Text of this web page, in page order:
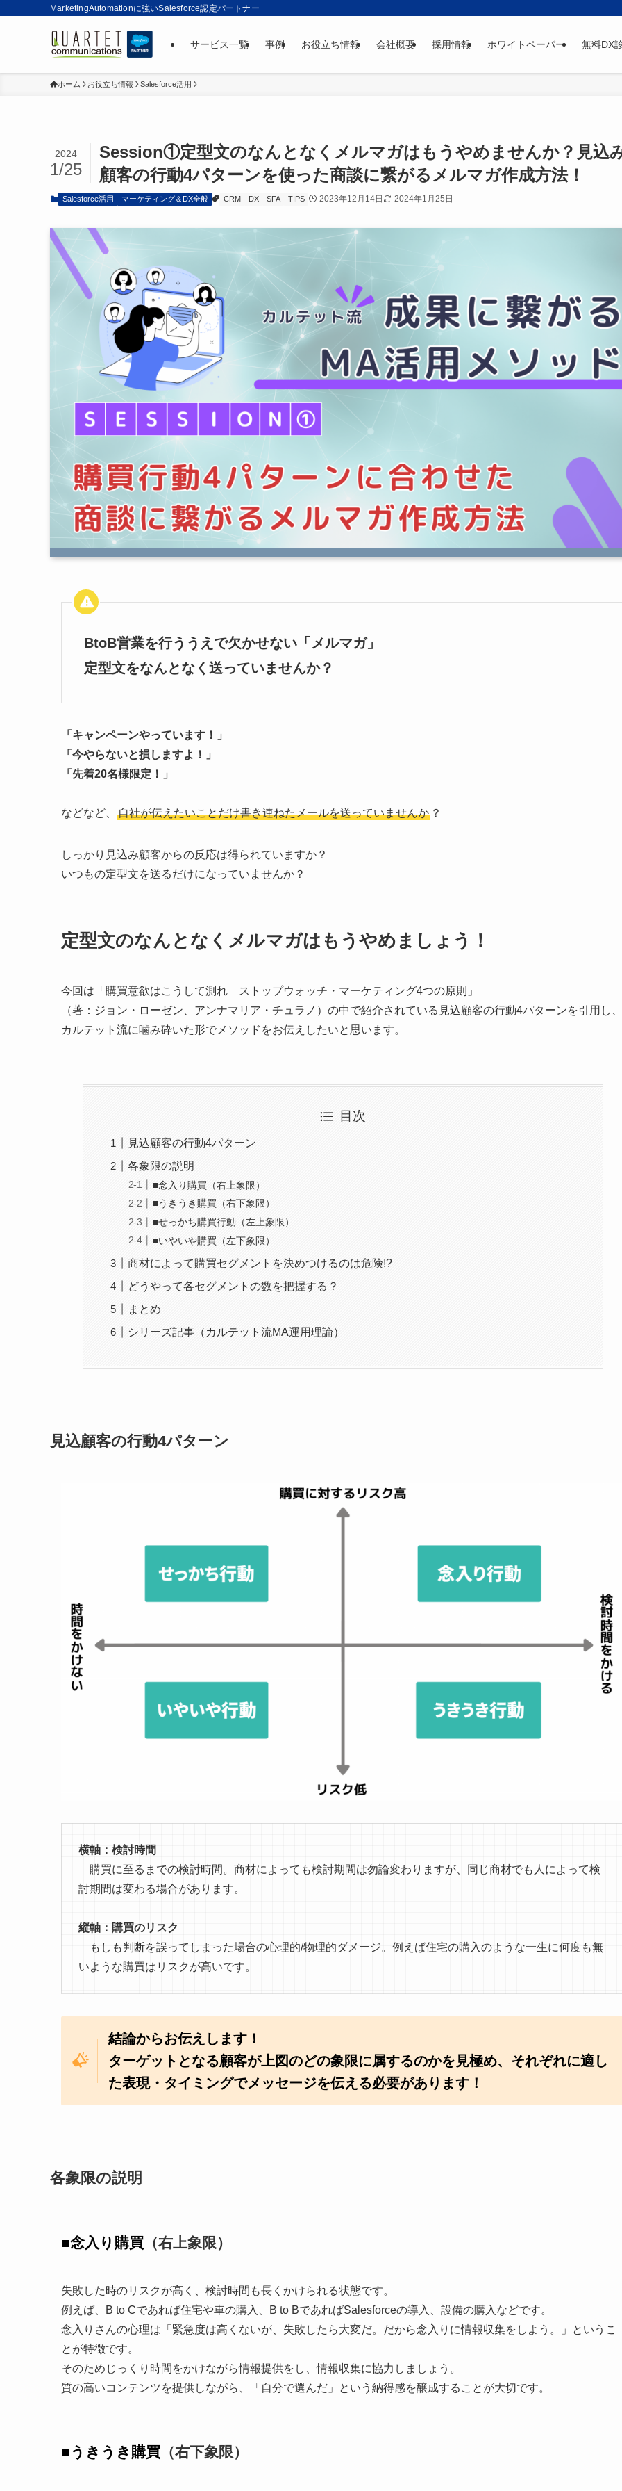
MarketingAutomationに強いSalesforce認定パートナー
サービス一覧 事例 お役立ち情報 会社概要 採用情報 ホワイトペーパー 無料DX
ホーム お役立ち情報 Salesforce活用
Session①定型文のなんとなくメルマガはもうやめませんか？見込
顧客の行動4パターンを使った商談に繋がるメルマガ作成方法！
2024
1/25
Salesforce活用 マーケティング＆DX全般 CRM DX SFA TIPS 2023年12月14日 2024年1月25日
BtoB営業を行ううえで欠かせない「メルマガ」
定型文をなんとなく送っていませんか？
「キャンペーンやっています！」
「今やらないと損しますよ！」
「先着20名様限定！」
などなど、 自社が伝えたいことだけ書き連ねたメールを送っていませんか ？
しっかり見込み顧客からの反応は得られていますか？
いつもの定型文を送るだけになっていませんか？
定型文のなんとなくメルマガはもうやめましょう！
今回は「購買意欲はこうして測れ ストップウォッチ・マーケティング4つの原則」
（著：ジョン・ローゼン、アンナマリア・チュラノ）の中で紹介されている見込顧客の行動4パターンを引用し、
カルテット流に噛み砕いた形でメソッドをお伝えしたいと思います。
目次
見込顧客の行動4パターン
各象限の説明
■念入り購買（右上象限）
■うきうき購買（右下象限）
■せっかち購買行動（左上象限）
■いやいや購買（左下象限）
商材によって購買セグメントを決めつけるのは危険!?
どうやって各セグメントの数を把握する？
まとめ
シリーズ記事（カルテット流MA運用理論）
見込顧客の行動4パターン
横軸：検討時間
購買に至るまでの検討時間。商材によっても検討期間は勿論変わりますが、同じ商材でも人によって検
討期間は変わる場合があります。
縦軸：購買のリスク
もしも判断を誤ってしまった場合の心理的/物理的ダメージ。例えば住宅の購入のような一生に何度も無
いような購買はリスクが高いです。
結論からお伝えします！
ターゲットとなる顧客が上図のどの象限に属するのかを見極め、それぞれに適し
た表現・タイミングでメッセージを伝える必要があります！
各象限の説明
■念入り購買 （右上象限）
失敗した時のリスクが高く、検討時間も長くかけられる状態です。
例えば、B to Cであれば住宅や車の購入、B to BであればSalesforceの導入、設備の購入などです。
念入りさんの心理は「緊急度は高くないが、失敗したら大変だ。だから念入りに情報収集をしよう。」というこ
とが特徴です。
そのためじっくり時間をかけながら情報提供をし、情報収集に協力しましょう。
質の高いコンテンツを提供しながら、「自分で選んだ」という納得感を醸成することが大切です。
■うきうき購買 （右下象限）